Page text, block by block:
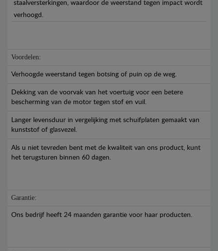
staalversterkingen, waardoor de weerstand tegen impact wordt
verhoogd.
Voordelen:
Verhoogde weerstand tegen botsing of puin op de weg.
Dekking van de voorvak van het voertuig voor een betere
bescherming van de motor tegen stof en vuil.
Langer levensduur in vergelijking met schuifplaten gemaakt van
kunststof of glasvezel.
Als u niet tevreden bent met de kwaliteit van ons product, kunt
het terugsturen binnen 60 dagen.
Garantie:
Ons bedrijf heeft 24 maanden garantie voor haar producten.